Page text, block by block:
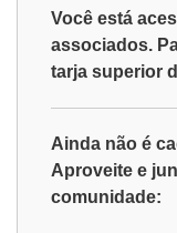
Você está
associados.
tarja superior
Ainda não é
Aproveite e
comunidade: